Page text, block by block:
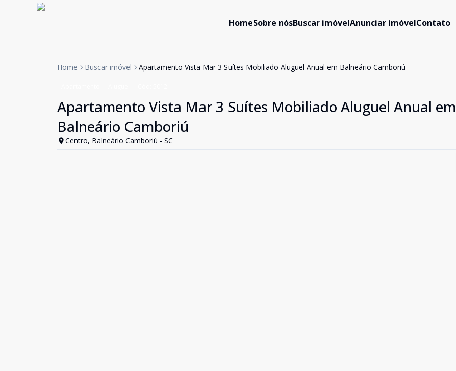
HomeSobre nósBuscar imóvelAnunciar imóvelContato
Home Buscar imóvel Apartamento Vista Mar 3 Suítes Mobiliado Aluguel Anual em Balneário Camboriú
Apartamento Vista Mar 3 Suítes Mobiliado Aluguel Anual em
Balneário Camboriú
Centro, Balneário Camboriú - SC